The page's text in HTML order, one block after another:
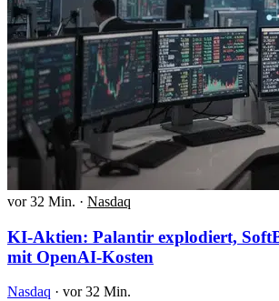
vor 32 Min. · Nasdaq
KI-Aktien: Palantir explodiert,
mit OpenAI-Kosten
Nasdaq · vor 32 Min.